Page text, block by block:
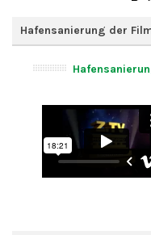
Hafensanierung der